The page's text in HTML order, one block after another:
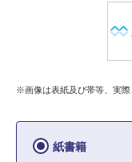
※画像は表紙及び帯等、実際
紙書籍